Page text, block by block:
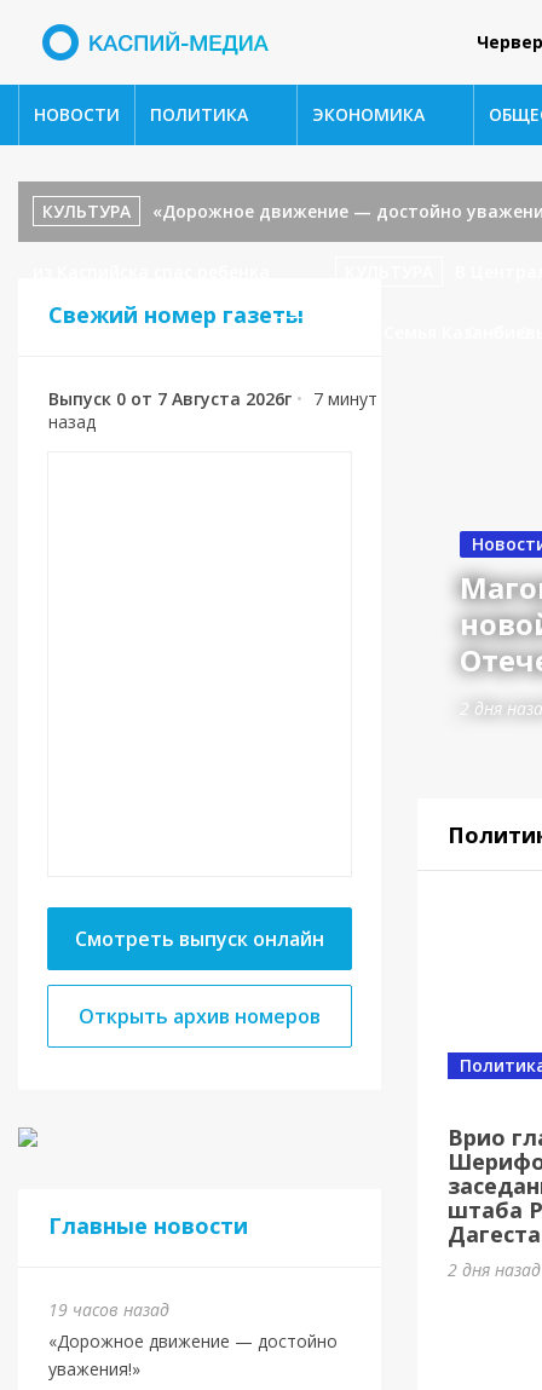
НОВОСТИ ПОЛИТИКА ЭКОНОМИКА
КУЛЬТУРА «Дорожное движение — достойно
«В гостях у сказки».
Свежий номер газеты
Выпуск 0 от 7 Августа 2026г • 7 минут
назад
Смотреть выпуск онлайн
Открыть архив номеров
Главные новости
19 часов назад
«Дорожное движение — достойно
уважения!»
2 дня
Власть
МБУ
3 дня
Врио
штаба
2 дня